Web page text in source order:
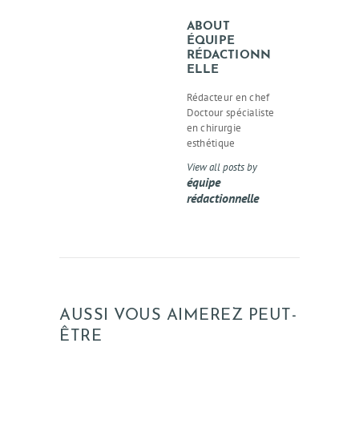
ABOUT
ÉQUIPE
RÉDACTIONN
ELLE
Rédacteur en chef
Doctour spécialiste
en chirurgie
esthétique
View all posts by
équipe
rédactionnelle
AUSSI VOUS AIMEREZ PEUT-
ÊTRE